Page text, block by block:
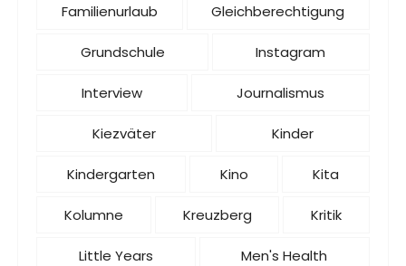
Familienurlaub Gleichberechtigung
Grundschule Instagram
Interview Journalismus
Kiezväter Kinder
Kindergarten Kino Kita
Kolumne Kreuzberg Kritik
Little Years Men's Health